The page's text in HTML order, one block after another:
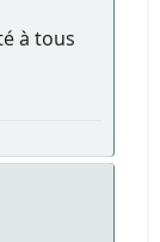
à tous